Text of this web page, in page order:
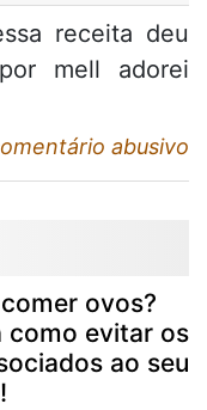
receita deu
mell adorei
abusivo
ovos?
como evitar os
ao seu